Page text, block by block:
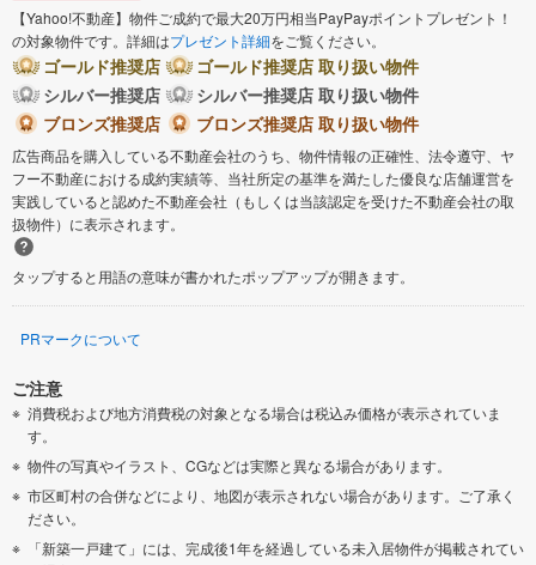
【Yahoo!不動産】物件ご成約で最大20万円相当PayPayポイントプレゼント！
の対象物件です。詳細はプレゼント詳細をご覧ください。
ゴールド推奨店
ゴールド推奨店 取り扱い物件
シルバー推奨店
シルバー推奨店 取り扱い物件
ブロンズ推奨店
ブロンズ推奨店 取り扱い物件
広告商品を購入している不動産会社のうち、物件情報の正確性、法令遵守、ヤ
フー不動産における成約実績等、当社所定の基準を満たした優良な店舗運営を
実践していると認めた不動産会社（もしくは当該認定を受けた不動産会社の取
扱物件）に表示されます。
タップすると用語の意味が書かれたポップアップが開きます。
PRマークについて
ご注意
消費税および地方消費税の対象となる場合は税込み価格が表示されていま
す。
物件の写真やイラスト、CGなどは実際と異なる場合があります。
市区町村の合併などにより、地図が表示されない場合があります。ご了承く
ださい。
「新築一戸建て」には、完成後1年を経過している未入居物件が掲載されてい